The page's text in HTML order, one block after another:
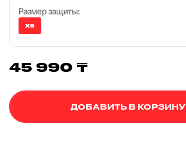
Размер защиты:
XS
45 990 ₸
ДОБАВИТЬ В КОРЗИНУ